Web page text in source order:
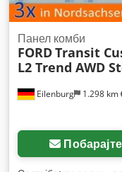
Eilenburg 1.298 km
Панел комби
FORDTransit
L2 Trend AWD
Побарајте